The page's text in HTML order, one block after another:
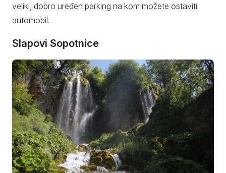
veliki, dobro uređen parking na kom možete ostaviti
automobil.
Slapovi Sopotnice